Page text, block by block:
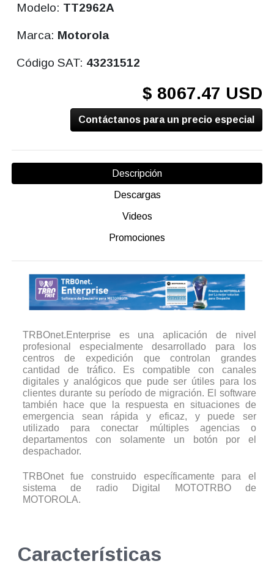
Modelo: TT2962A
Marca: Motorola
Código SAT: 43231512
$ 8067.47 USD
Contáctanos para un precio especial
Descripción
Descargas
Videos
Promociones
TRBOnet.Enterprise es una aplicación de nivel
profesional especialmente desarrollado para los
centros de expedición que controlan grandes
cantidad de tráfico. Es compatible con canales
digitales y analógicos que pude ser útiles para los
clientes durante su período de migración. El software
también hace que la respuesta en situaciones de
emergencia sean rápida y eficaz, y puede ser
utilizado para conectar múltiples agencias o
departamentos con solamente un botón por el
despachador.
TRBOnet fue construido específicamente para el
sistema de radio Digital MOTOTRBO de
MOTOROLA.
Características